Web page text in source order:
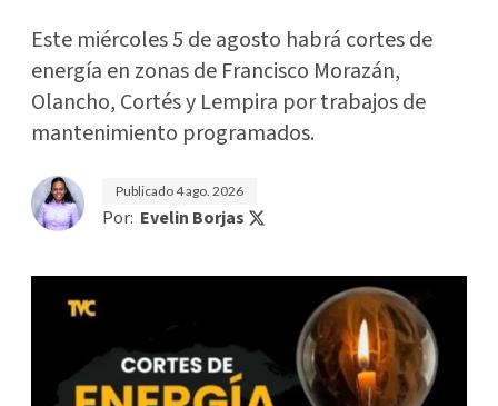
Este miércoles 5 de agosto habrá cortes de
energía en zonas de Francisco Morazán,
Olancho, Cortés y Lempira por trabajos de
mantenimiento programados.
Publicado4 ago. 2026
Por: Evelin Borjas